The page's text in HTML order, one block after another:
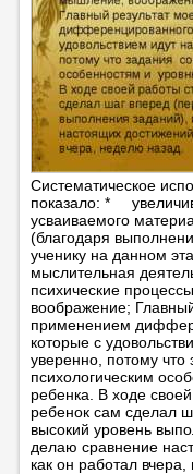
Систематическое
показало: *
усваиваемого
(благодаря
ученику на данном
мыслительная
психические
воображение;
применением
которые с
уверенно, потому что
психологическим
ребенка. В ходе
ребенок сам сделал
высокий уровень
делаю сравнение
как он работал